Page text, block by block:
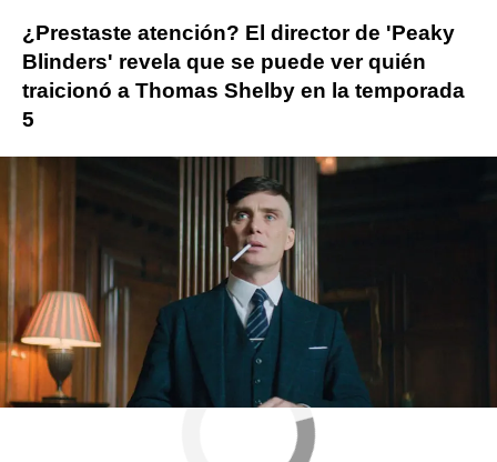
¿Prestaste atención? El director de 'Peaky
Blinders' revela que se puede ver quién
traicionó a Thomas Shelby en la temporada
5
» Series